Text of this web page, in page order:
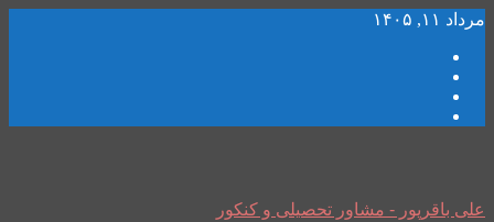
مرداد ۱۱, ۱۴۰۵
علی باقرپور - مشاور تحصیلی و کنکور